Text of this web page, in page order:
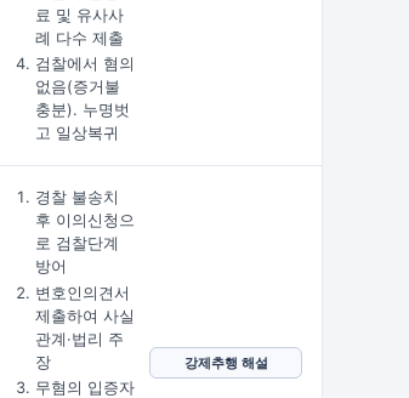
료 및 유사사
례 다수 제출
검찰에서 혐의
없음(증거불
충분). 누명벗
고 일상복귀
경찰 불송치
후 이의신청으
로 검찰단계
방어
변호인의견서
제출하여 사실
관계·법리 주
장
무혐의 입증자
강제추행 해설